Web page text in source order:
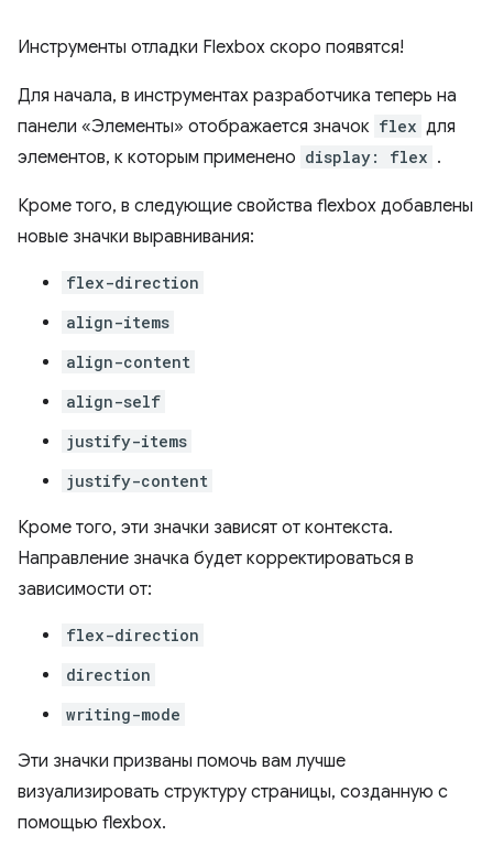
Инструменты отладки Flexbox скоро появятся!
Для начала, в инструментах разработчика теперь на
панели «Элементы» отображается значок flex для
элементов, к которым применено display: flex .
Кроме того, в следующие свойства flexbox добавлены
новые значки выравнивания:
flex-direction
align-items
align-content
align-self
justify-items
justify-content
Кроме того, эти значки зависят от контекста.
Направление значка будет корректироваться в
зависимости от:
flex-direction
direction
writing-mode
Эти значки призваны помочь вам лучше
визуализировать структуру страницы, созданную с
помощью flexbox.